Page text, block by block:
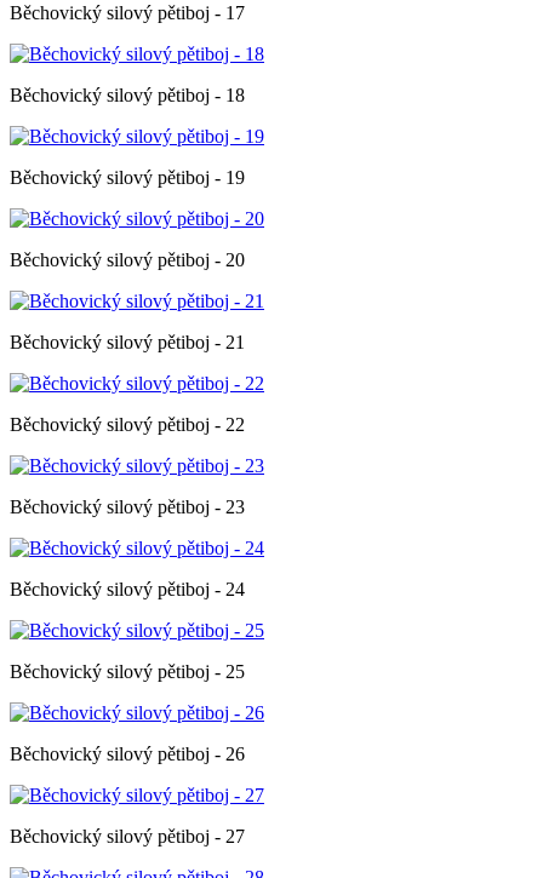
Běchovický silový pětiboj - 17
Běchovický silový pětiboj - 18
Běchovický silový pětiboj - 19
Běchovický silový pětiboj - 20
Běchovický silový pětiboj - 21
Běchovický silový pětiboj - 22
Běchovický silový pětiboj - 23
Běchovický silový pětiboj - 24
Běchovický silový pětiboj - 25
Běchovický silový pětiboj - 26
Běchovický silový pětiboj - 27